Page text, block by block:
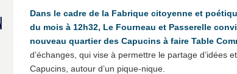
Dans le cadre de la Fabrique citoyenne et
du mois à 12h32, Le Fourneau et Passerelle
nouveau quartier des Capucins à faire Table
d’échanges, qui vise à permettre le partage d’idées
Capucins, autour d’un pique-nique.